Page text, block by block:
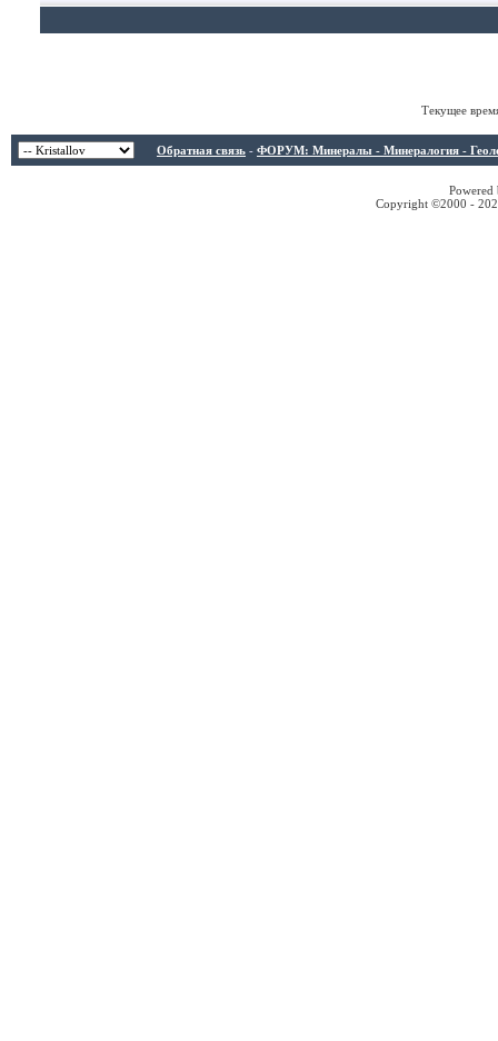
Текущее
Обратная связь - ФОРУМ: Минералы - Минералогия -
Copyright ©2000 -